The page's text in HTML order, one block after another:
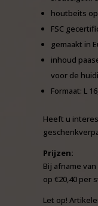
houtbeits
FSC
gemaakt in
inhoud
voor de
Formaat: L
Heeft u
Prijzen:
Bij afname
op €20,40 per
Let op!